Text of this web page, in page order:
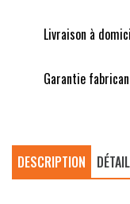
Livraison à
Garantie
DESCRIPTION